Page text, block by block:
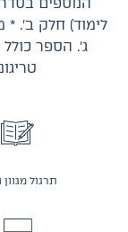
ג׳. הספר
תרגול מגוון